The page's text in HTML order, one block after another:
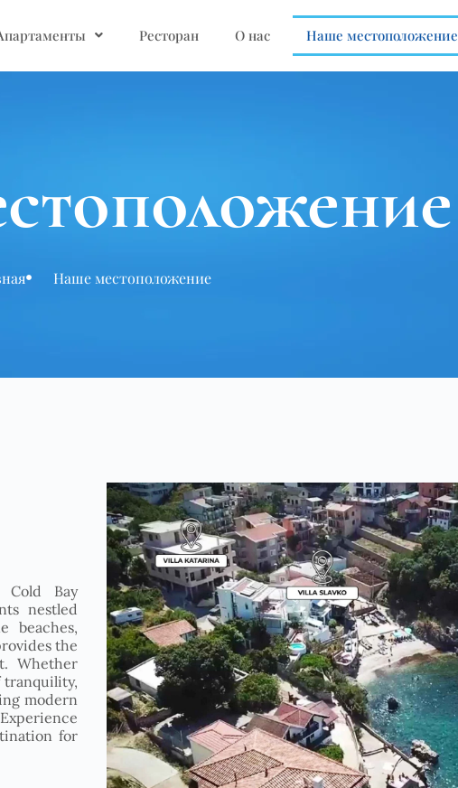
Ресторан О нас Наше местоположение
Наше местоположение
Bay
nestled
beaches,
the
Whether
tranquility,
modern
for